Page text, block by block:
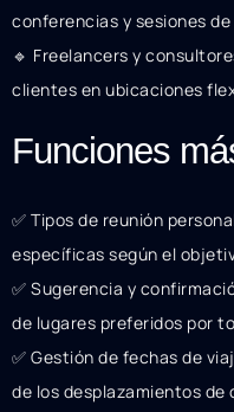
conferencias y sesiones
🔹 Freelancers y
clientes en ubicaciones
Funciones
✅ Tipos de reunión
específicas según el
✅ Sugerencia y
de lugares preferidos por
✅ Gestión de fechas de
de los desplazamientos de